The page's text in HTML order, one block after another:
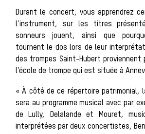
La
Chasser les
idées
Bien-être
Durant le concert, vous apprendrez
l’instrument, sur les titres
sonneurs jouent, ainsi que
tournent le dos lors de leur
des trompes Saint-Hubert proviennent
l’école de trompe qui est située à
« À côté de ce répertoire patrimonial,
sera au programme musical avec par
de Lully, Delalande et Mouret,
interprétées par deux concertistes,